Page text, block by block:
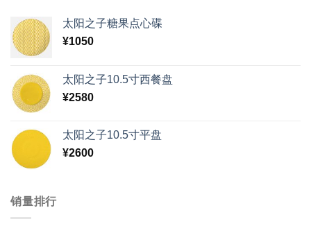
太阳之子糖果点心碟
¥1050
太阳之子10.5寸西餐盘
¥2580
太阳之子10.5寸平盘
¥2600
销量排行